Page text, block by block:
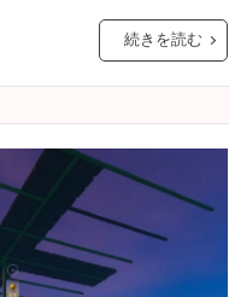
続きを読む